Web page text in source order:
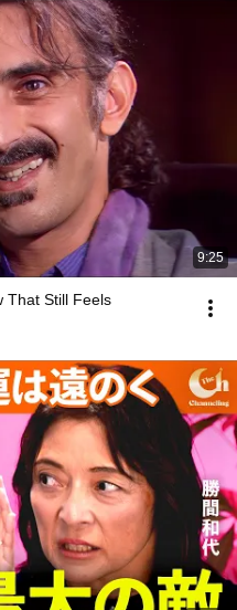
9:25
That Still Feels